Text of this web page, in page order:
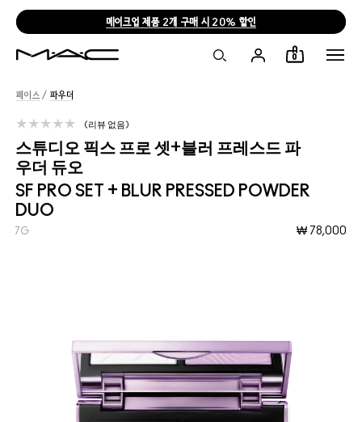
메이크업 제품 2개 구매 시 20% 할인
0
페이스 / 파우더
스튜디오 픽스 프로 셋+블러 프레스드 파
우더 듀오
SF PRO SET + BLUR PRESSED POWDER
DUO
₩ 78,000
7G
리뷰 없음